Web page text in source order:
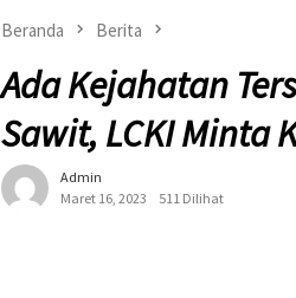
Beranda Berita
Ada Kejahatan
Sawit, LCKI Minta
Admin
Maret 16, 2023
511 Dilihat